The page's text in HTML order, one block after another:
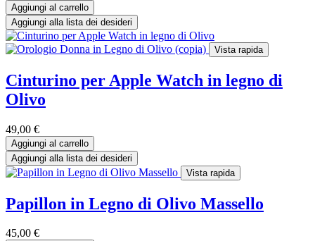
Aggiungi al carrello
Aggiungi alla lista dei desideri
Vista rapida
Cinturino per Apple Watch in legno di
Olivo
49,00 €
Aggiungi al carrello
Aggiungi alla lista dei desideri
Vista rapida
Papillon in Legno di Olivo Massello
45,00 €